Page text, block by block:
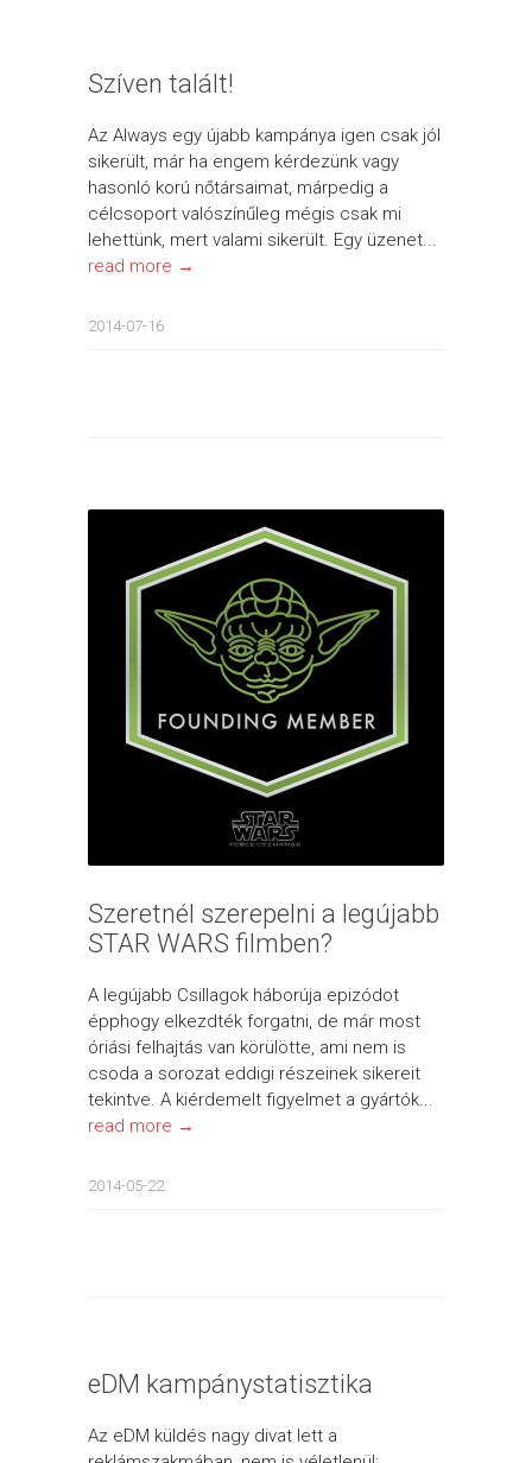
Szíven talált!
Az Always egy újabb kampánya igen csak jól
sikerült, már ha engem kérdezünk vagy
hasonló korú nőtársaimat, márpedig a
célcsoport valószínűleg mégis csak mi
lehettünk, mert valami sikerült. Egy üzenet...
read more →
2014-07-16
Szeretnél szerepelni a legújabb
STAR WARS filmben?
A legújabb Csillagok háborúja epizódot
épphogy elkezdték forgatni, de már most
óriási felhajtás van körülötte, ami nem is
csoda a sorozat eddigi részeinek sikereit
tekintve. A kiérdemelt figyelmet a gyártók...
read more →
2014-05-22
eDM kampánystatisztika
Az eDM küldés nagy divat lett a